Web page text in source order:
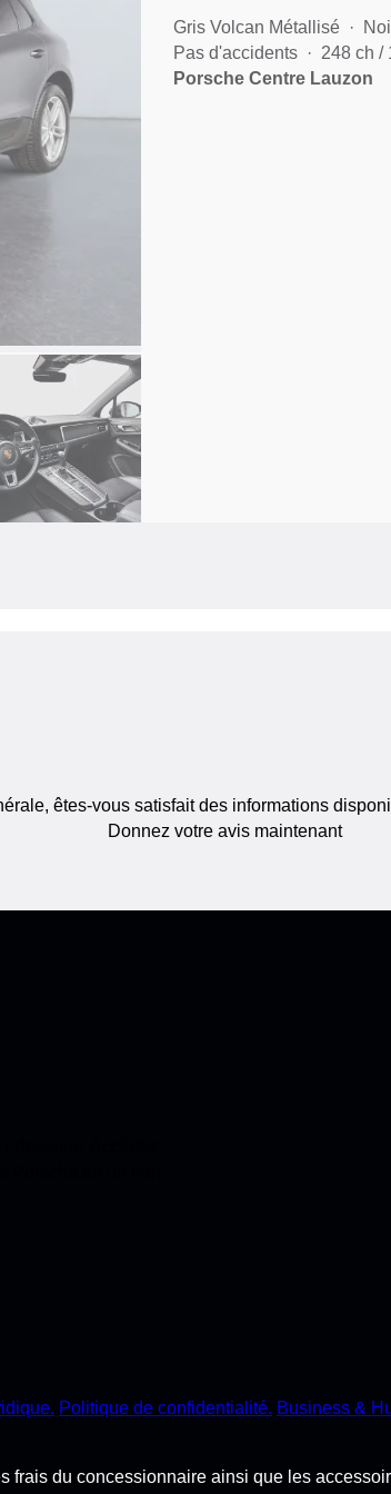
Gris Volcan Métallisé
Pas d'accidents
248 ch /
Porsche Centre Lauzon
êtes-vous satisfait des informations
Donnez votre avis maintenant
Politique de confidentialité. Business &
frais du concessionnaire ainsi que les